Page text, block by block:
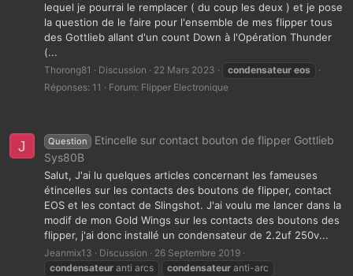
lequel je pourrai le remplacer ( du coup les deux ) et je pose
la question de le faire pour l'ensemble de mes flipper tous
des Gottlieb allant d'un count Down à l'Opération Thunder
(...
Thorong81 Discussion 22 Mars 2023 condensateur eos
Réponses: 11
Forum: Flipper Electronique
J Question
Etincelle sur contact bouton de flipper Gottlieb
Sys80B
Salut, J'ai lu quelques articles concernant les fameuses
étincelles sur les contacts des boutons de flipper, contact
EOS et les contact de Slingshot. J'ai voulu me lancer dans la
modif de mon Gold Wings sur les contacts des boutons des
flipper, j'ai donc installé un condensateur de 2.2uf 250v...
Jeanmix13 Discussion
26 Septembre 2019
condensateur anti arcs condensateur anti-arc